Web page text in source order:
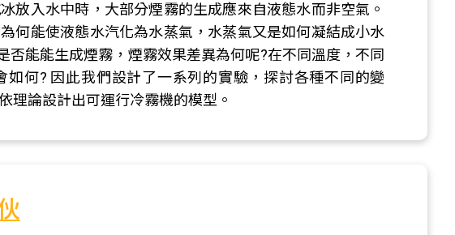
放入水中時，大部分煙霧的生成應來自液態水而非空氣。
何能使液態水汽化為水蒸氣，水蒸氣又是如何凝結成小水
否能能生成煙霧，煙霧效果差異為何呢?在不同溫度，不同
何? 因此我們設計了一系列的實驗，探討各種不同的變
理論設計出可運行冷霧機的模型。